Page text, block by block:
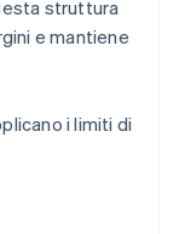
struttura
e mantiene
i limiti di